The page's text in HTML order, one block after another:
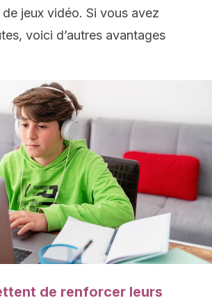
jeux vidéo. Si vous avez
voici d’autres avantages
de renforcer leurs